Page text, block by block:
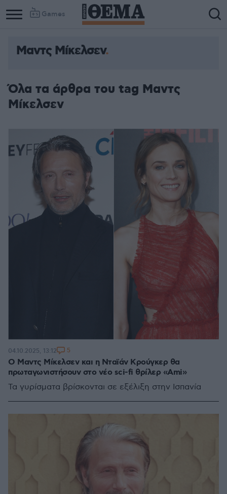
Games
Μαντς Μίκελσεν
Όλα τα άρθρα του tag Μαντς
Μίκελσεν
Ο Μαντς Μίκελσεν και η Νταϊάν Κρούγκερ θα
πρωταγωνιστήσουν στο νέο sci-fi θρίλερ «Ami»
Τα γυρίσματα βρίσκονται σε εξέλιξη στην Ισπανία
04.10.2025, 13:12 5